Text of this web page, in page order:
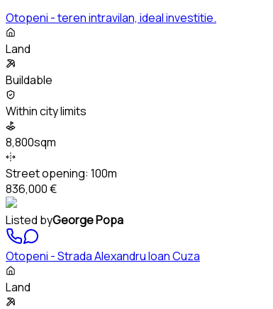
Otopeni - teren intravilan, ideal investitie.
Land
Buildable
Within city limits
8,800sqm
Street opening: 100m
836,000 €
Listed byGeorge Popa
Otopeni - Strada Alexandru Ioan Cuza
Land